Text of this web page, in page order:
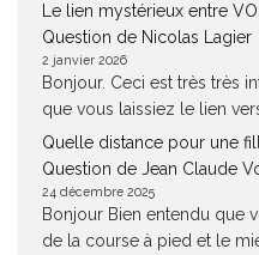
Le lien mystérieux entre
Question de Nicolas Lagier
2 janvier 2026
Bonjour. Ceci est très très
que vous laissiez le lien
Quelle distance pour une
Question de Jean Claude
24 décembre 2025
Bonjour Bien entendu que
de la course à pied et le